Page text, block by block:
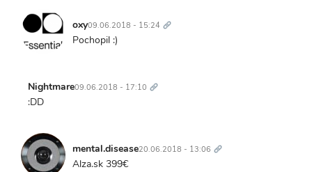
oxy09.06.2018 - 15:24 odkaz
Pochopil :)
Nightmare09.06.2018 - 17:10 odkaz
:DD
mental.disease20.06.2018 - 13:06 odkaz
Alza.sk 399€